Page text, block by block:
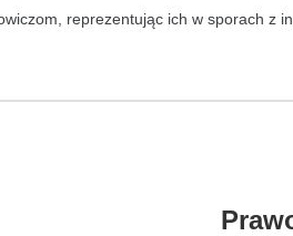
reprezentując ich w sporach z